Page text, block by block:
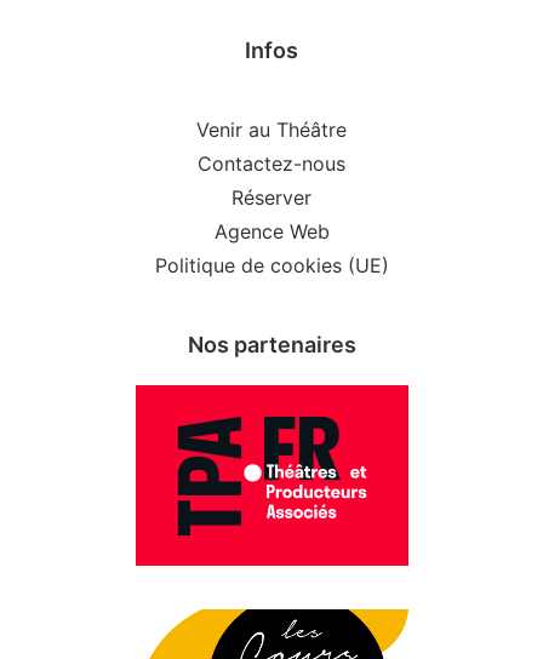
Infos
Venir au Théâtre
Contactez-nous
Réserver
Agence Web
Politique de cookies (UE)
Nos partenaires